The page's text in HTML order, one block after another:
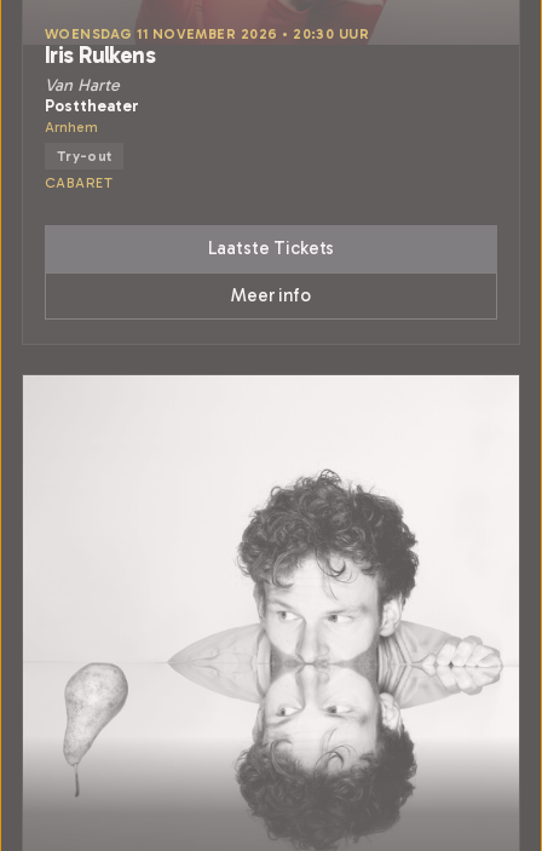
WOENSDAG 11 NOVEMBER 2026 • 20:30 UUR
Iris Rulkens
Van Harte
Posttheater
Arnhem
Try-out
CABARET
Laatste Tickets
Meer info